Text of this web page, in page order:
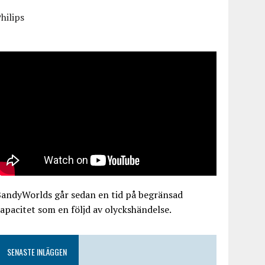
går sedan en tid på begränsad
som en följd av olyckshändelse.
SENASTE INLÄGGEN